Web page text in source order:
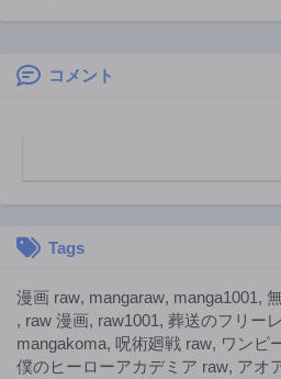
第1話コメント
Tags
漫画 raw, mangaraw, manga1001,
, raw 漫画, raw1001, 葬送のフリー
mangakoma, 呪術廻戦 raw, ワンピ
僕のヒーローアカデミア raw, アオ